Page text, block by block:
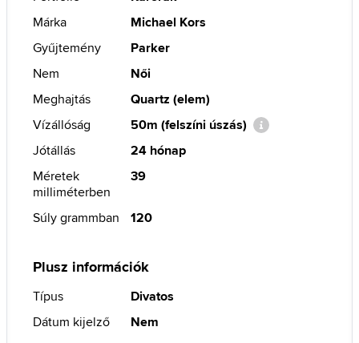
Márka
Michael Kors
Gyűjtemény
Parker
Nem
Női
Meghajtás
Quartz (elem)
Vízállóság
50m (felszíni úszás)
Jótállás
24 hónap
Méretek
milliméterben
39
Súly grammban 120
Plusz információk
Típus
Divatos
Dátum kijelző
Nem